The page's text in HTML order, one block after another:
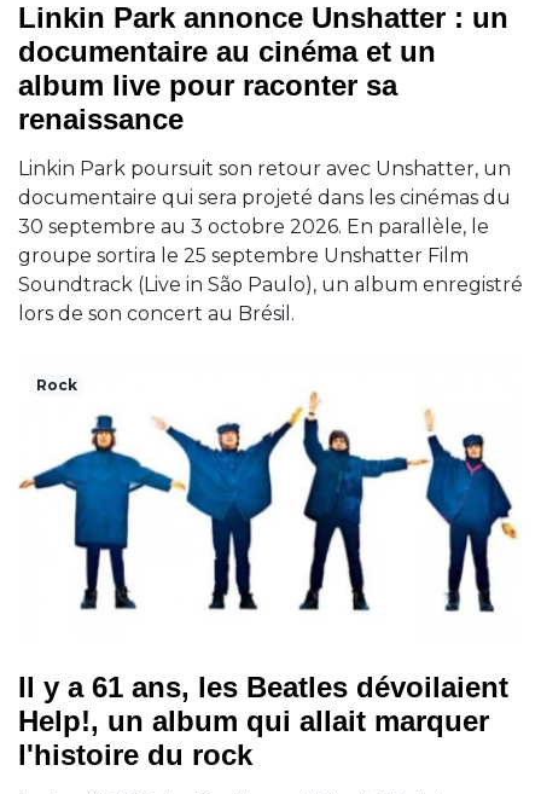
Linkin Park annonce Unshatter : un
documentaire au cinéma et un
album live pour raconter sa
renaissance
Linkin Park poursuit son retour avec Unshatter, un
documentaire qui sera projeté dans les cinémas du
30 septembre au 3 octobre 2026. En parallèle, le
groupe sortira le 25 septembre Unshatter Film
Soundtrack (Live in São Paulo), un album enregistré
lors de son concert au Brésil.
Rock
Il y a 61 ans, les Beatles dévoilaient
Help!, un album qui allait marquer
l'histoire du rock